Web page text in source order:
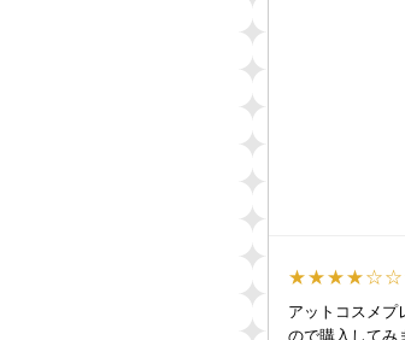
アットコスメプ
ので購入してみ